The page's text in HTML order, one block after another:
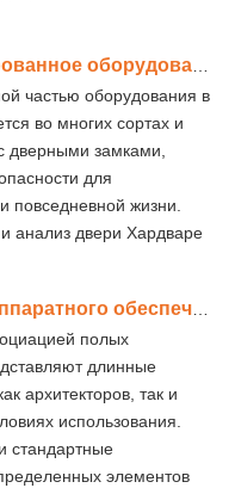
частью оборудования в
во многих сортах и
дверными замками,
для
повседневной жизни.
и анализ двери Хардваре
полых
длинные
архитекторов, так и
использования.
стандартные
элементов